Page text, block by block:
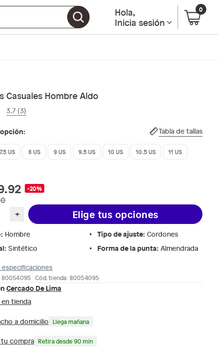
Hola,
Inicia sesión
0
Casuales Hombre Aldo
3.7 (3)
Tabla de tallas
7.5 US 8 US 9 US 9.5 US 10 US 10.5 US 11 US
-20%
+
Elige tus opciones
: Hombre Tipo de ajuste: Cordones
: Sintético Forma de la punta: Almendrada
especificaciones
80054095 Cód. tienda: 80054095
Cercado De Lima
tienda
a domicilio Llega mañana
compra Retira desde 90 min